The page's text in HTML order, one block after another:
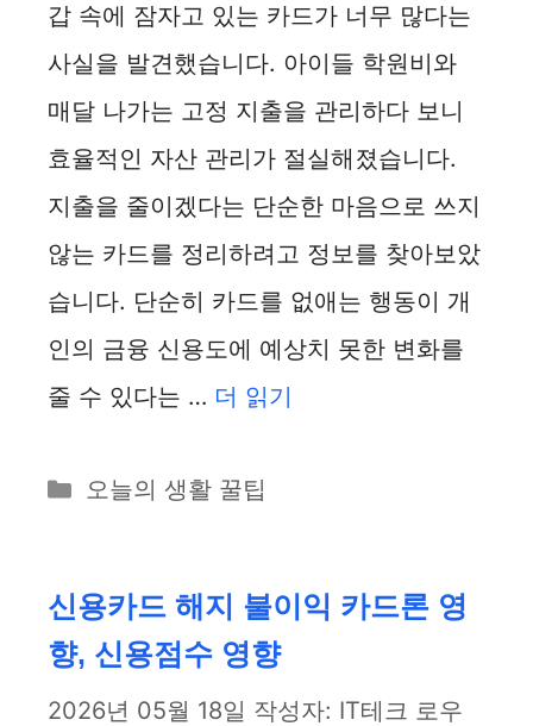
갑 속에 잠자고 있는 카드가 너무 많다는
사실을 발견했습니다. 아이들 학원비와
매달 나가는 고정 지출을 관리하다 보니
효율적인 자산 관리가 절실해졌습니다.
지출을 줄이겠다는 단순한 마음으로 쓰지
않는 카드를 정리하려고 정보를 찾아보았
습니다. 단순히 카드를 없애는 행동이 개
인의 금융 신용도에 예상치 못한 변화를
줄 수 있다는 … 더 읽기
카
리
오늘의 생활 꿀팁
신용카드 해지 불이익 카드론 영
향, 신용점수 영향
2026년 05월 18일 작성자: IT테크 로우